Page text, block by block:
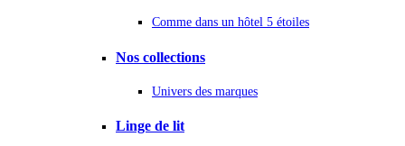
Comme dans un hôtel 5 étoiles
Nos collections
Univers des marques
Linge de lit